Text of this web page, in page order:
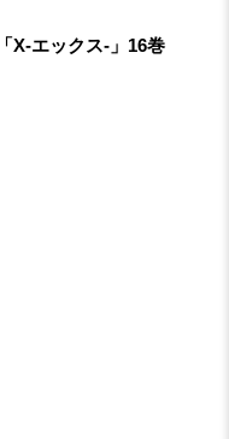
X-エックス-」16巻